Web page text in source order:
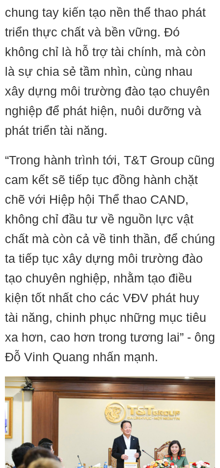
chung tay kiến tạo nền thể thao phát
triển thực chất và bền vững. Đó
không chỉ là hỗ trợ tài chính, mà còn
là sự chia sẻ tầm nhìn, cùng nhau
xây dựng môi trường đào tạo chuyên
nghiệp để phát hiện, nuôi dưỡng và
phát triển tài năng.
“Trong hành trình tới, T&T Group cũng
cam kết sẽ tiếp tục đồng hành chặt
chẽ với Hiệp hội Thể thao CAND,
không chỉ đầu tư về nguồn lực vật
chất mà còn cả về tinh thần, để chúng
ta tiếp tục xây dựng môi trường đào
tạo chuyên nghiệp, nhằm tạo điều
kiện tốt nhất cho các VĐV phát huy
tài năng, chinh phục những mục tiêu
xa hơn, cao hơn trong tương lai” - ông
Đỗ Vinh Quang nhấn mạnh.